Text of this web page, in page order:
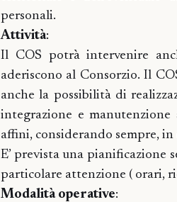
personali.
Attività:
Il COS potrà intervenire
aderiscono al Consorzio. Il
anche la possibilità di
integrazione e
affini, considerando sempre,
E’ prevista una
particolare attenzione ( orari,
Modalità operative: